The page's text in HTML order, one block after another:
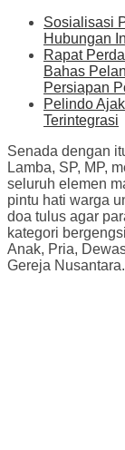
Sosialisasi
Hubungan
Rapat
Bahas
Persiapan
Pelindo
Terintegrasi
Senada dengan
Lamba, SP, MP,
seluruh elemen
pintu hati warga
doa tulus agar
kategori
Anak, Pria,
Gereja Nusantara.